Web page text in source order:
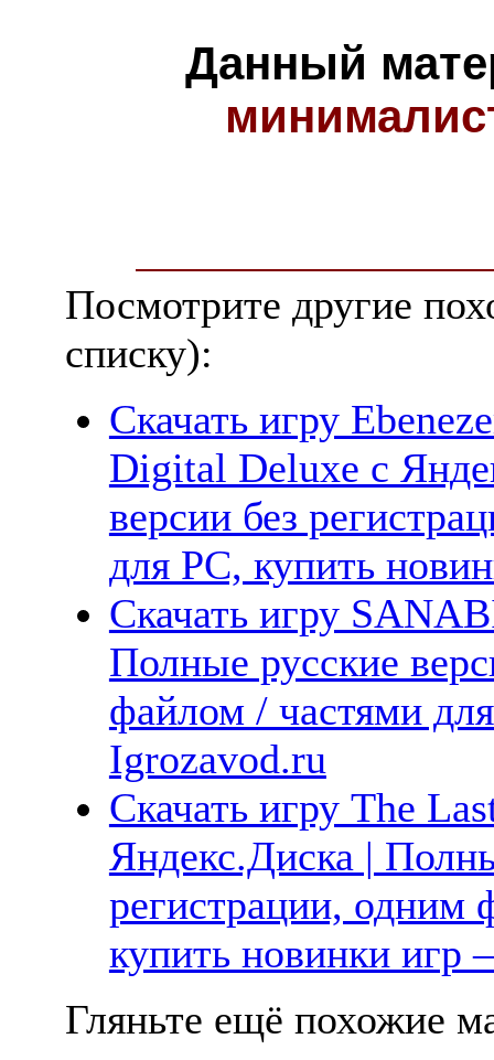
Данный
Посмотрите другие
списку):
Скачать игру
Digital Deluxe с
версии без
для PC, купить
Скачать игру
Полные русские
файлом / частями
Igrozavod.ru
Скачать игру The
Яндекс.Диска |
регистрации, одним
купить новинки
Гляньте ещё похожие